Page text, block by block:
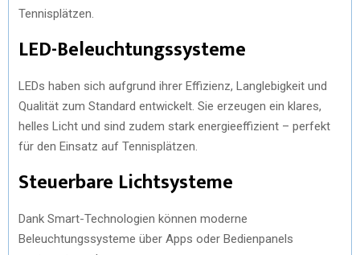
Tennisplätzen.
LED-Beleuchtungssysteme
LEDs haben sich aufgrund ihrer Effizienz, Langlebigkeit und
Qualität zum Standard entwickelt. Sie erzeugen ein klares,
helles Licht und sind zudem stark energieeffizient – perfekt
für den Einsatz auf Tennisplätzen.
Steuerbare Lichtsysteme
Dank Smart-Technologien können moderne
Beleuchtungssysteme über Apps oder Bedienpanels